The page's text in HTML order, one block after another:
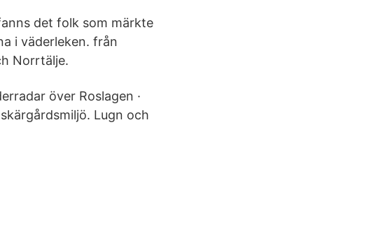
det folk som märkte
i väderleken. från
Norrtälje.
över Roslagen ·
Lugn och